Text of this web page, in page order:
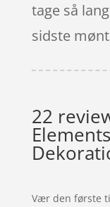
tage så
sidste
22
Vær den første